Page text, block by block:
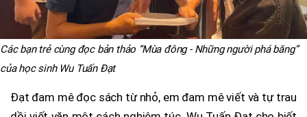
Các bạn trẻ cùng đọc bản thảo “Mùa đông - Những người phá băng”
của học sinh Wu Tuấn Đạt
Đạt đam mê đọc sách từ nhỏ, em đam mê viết và tự trau